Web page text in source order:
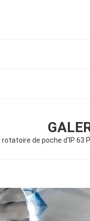
rotatoire de poche d'IP 63